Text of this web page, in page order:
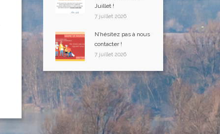
Juillet !
7 juillet 2026
N’hésitez pas à nous
contacter !
7 juillet 2026